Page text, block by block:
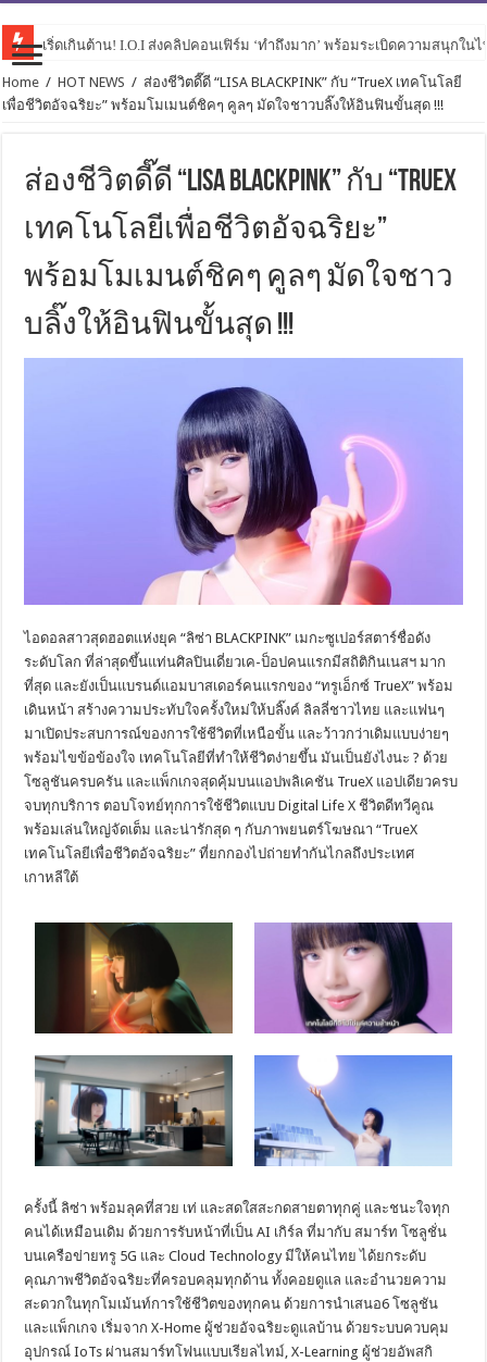
เริ่ดเกินต้าน! I.O.I ส่งคลิปคอนเฟิร์ม ‘ทำถึงมาก’ พร้อมระเบิดความสนุกใ
Home / HOT NEWS / ส่องชีวิตดี๊ดี “LISA BLACKPINK” กับ “TrueX เทคโนโลยี
เพื่อชีวิตอัจฉริยะ” พร้อมโมเมนต์ชิคๆ คูลๆ มัดใจชาวบลิ๊งให้อินฟินขั้นสุด !!!
ส่องชีวิตดี๊ดี “LISA BLACKPINK” กับ “TrueX
เทคโนโลยีเพื่อชีวิตอัจฉริยะ”
พร้อมโมเมนต์ชิคๆ คูลๆ มัดใจชาว
บลิ๊งให้อินฟินขั้นสุด !!!
ไอดอลสาวสุดฮอตแห่งยุค “ลิซ่า BLACKPINK” เมกะซูเปอร์สตาร์ชื่อดัง
ระดับโลก ที่ล่าสุดขึ้นแท่นศิลปินเดี่ยวเค-ป็อปคนแรกมีสถิติกินเนสฯ มาก
ที่สุด และยังเป็นแบรนด์แอมบาสเดอร์คนแรกของ “ทรูเอ็กซ์ TrueX” พร้อม
เดินหน้า สร้างความประทับใจครั้งใหม่ให้บลิ๊งค์ ลิลลี่ชาวไทย และแฟนๆ
มาเปิดประสบการณ์ของการใช้ชีวิตที่เหนือขั้น และว้าวกว่าเดิมแบบง่ายๆ
พร้อมไขข้อข้องใจ เทคโนโลยีที่ทำให้ชีวิตง่ายขึ้น มันเป็นยังไงนะ ? ด้วย
โซลูชันครบครัน และแพ็กเกจสุดคุ้มบนแอปพลิเคชัน TrueX แอปเดียวครบ
จบทุกบริการ ตอบโจทย์ทุกการใช้ชีวิตแบบ Digital Life X ชีวิตดีทวีคูณ
พร้อมเล่นใหญ่จัดเต็ม และน่ารักสุด ๆ กับภาพยนตร์โฆษณา “TrueX
เทคโนโลยีเพื่อชีวิตอัจฉริยะ” ที่ยกกองไปถ่ายทำกันไกลถึงประเทศ
เกาหลีใต้
ครั้งนี้ ลิซ่า พร้อมลุคที่สวย เท่ และสดใสสะกดสายตาทุกคู่ และชนะใจทุก
คนได้เหมือนเดิม ด้วยการรับหน้าที่เป็น AI เกิร์ล ที่มากับ สมาร์ท โซลูชั่น
บนเครือข่ายทรู 5G และ Cloud Technology มีให้คนไทย ได้ยกระดับ
คุณภาพชีวิตอัจฉริยะที่ครอบคลุมทุกด้าน ทั้งคอยดูแล และอำนวยความ
สะดวกในทุกโมเม้นท์การใช้ชีวิตของทุกคน ด้วยการนำเสนอ6 โซลูชัน
และแพ็กเกจ เริ่มจาก X-Home ผู้ช่วยอัจฉริยะดูแลบ้าน ด้วยระบบควบคุม
อุปกรณ์ IoTs ผ่านสมาร์ทโฟนแบบเรียลไทม์, X-Learning ผู้ช่วยอัพสกิ